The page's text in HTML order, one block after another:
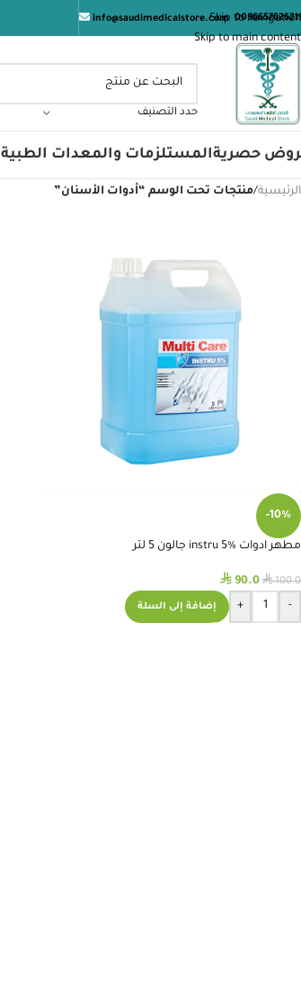
Skip to navigation
Skip to main content
info@saudimedicalstore.com
حدد التصنيف
حصريةالمستلزمات والمعدات الطبية
الرئيسية/منتجات تحت الوسم “أدوات الأسنان”
-10%
مطهر ادوات instru 5% جالون 5 لتر
⃁100.0
⃁ 90.0
-
+ إضافة إلى السلة